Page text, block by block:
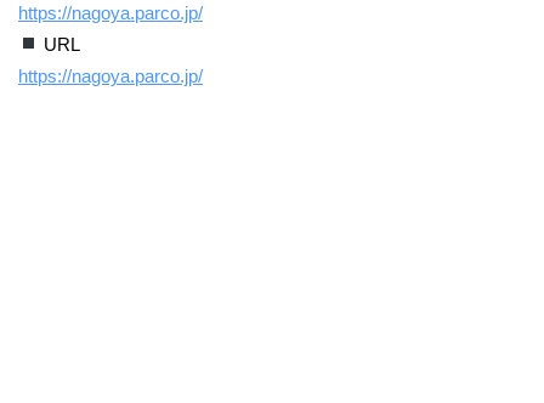
https://nagoya.parco.jp/
URL
https://nagoya.parco.jp/